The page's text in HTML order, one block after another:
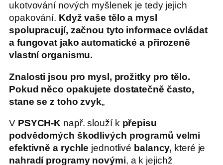
ukotvování nových myšlenek je tedy jejich
opakování. Když vaše tělo a mysl
spolupracují, začnou tyto informace ovládat
a fungovat jako automatické a přirozeně
vlastní organismu.
Znalosti jsou pro mysl, prožitky pro tělo.
Pokud něco opakujete dostatečně často,
stane se z toho zvyk„
V PSYCH-K např. slouží k přepisu
podvědomých škodlivých programů velmi
efektivně a rychle jednotlivé balancy, které je
nahradí programy novými, a k jejichž